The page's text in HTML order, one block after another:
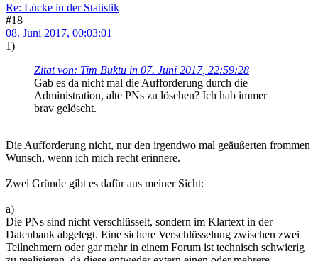
Re: Lücke in der Statistik
#18
08. Juni 2017, 00:03:01
1)
Zitat von: Tim Buktu in 07. Juni 2017, 22:59:28
Gab es da nicht mal die Aufforderung durch die
Administration, alte PNs zu löschen? Ich hab immer
brav gelöscht.
Die Aufforderung nicht, nur den irgendwo mal geäußerten frommen
Wunsch, wenn ich mich recht erinnere.
Zwei Gründe gibt es dafür aus meiner Sicht:
a)
Die PNs sind nicht verschlüsselt, sondern im Klartext in der
Datenbank abgelegt. Eine sichere Verschlüsselung zwischen zwei
Teilnehmern oder gar mehr in einem Forum ist technisch schwierig